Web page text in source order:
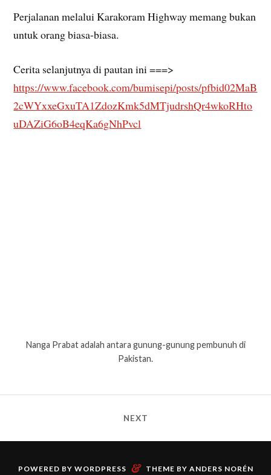
Perjalanan melalui Karakoram Highway memang bukan
untuk orang biasa-biasa.
Cerita selanjutnya di pautan ini ===>
https://www.facebook.com/bumisepi/posts/pfbid02MaB
2cWYxxeGxuTA1ZdozKmk5dMTjudrshQr4wkoRHto
uDAZiG6oB4eqKa6gNhPvcl
Nanga Prabat adalah antara gunung-gunung pembunuh di
Pakistan.
NEXT
POWERED BY WORDPRESS & THEME BY ANDERS NORÉN